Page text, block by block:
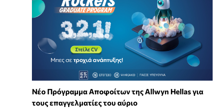
Νέο Πρόγραμμα Αποφοίτων της Allwyn Hellas για
τους επαγγελματίες του αύριο